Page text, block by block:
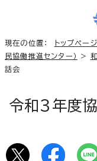
現在の位置： トップページ
民協働推進センター）
>
話会
令和3年度